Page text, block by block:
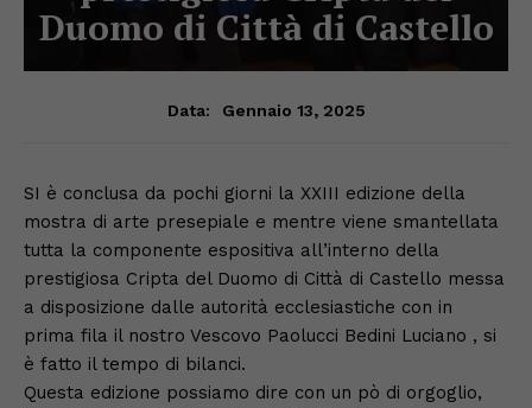
Duomo di Città di Castello
Data: Gennaio 13, 2025
SI è conclusa da pochi giorni la XXIII edizione della
mostra di arte presepiale e mentre viene smantellata
tutta la componente espositiva all’interno della
prestigiosa Cripta del Duomo di Città di Castello messa
a disposizione dalle autorità ecclesiastiche con in
prima fila il nostro Vescovo Paolucci Bedini Luciano , si
è fatto il tempo di bilanci.
Questa edizione possiamo dire con un pò di orgoglio,